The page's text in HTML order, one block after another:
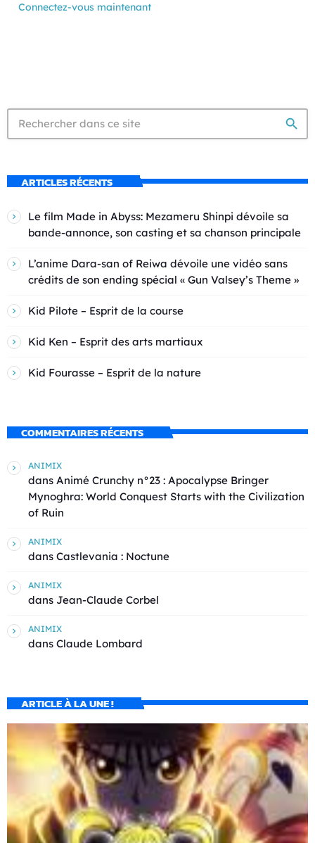
Connectez-vous maintenant
search
ARTICLES RÉCENTS
Le film Made in Abyss: Mezameru Shinpi dévoile sa
bande-annonce, son casting et sa chanson principale
L’anime Dara-san of Reiwa dévoile une vidéo sans
crédits de son ending spécial « Gun Valsey’s Theme »
Kid Pilote – Esprit de la course
Kid Ken – Esprit des arts martiaux
Kid Fourasse – Esprit de la nature
COMMENTAIRES RÉCENTS
ANIMIX
dans Animé Crunchy n°23 : Apocalypse Bringer
Mynoghra: World Conquest Starts with the Civilization
of Ruin
ANIMIX
dans Castlevania : Noctune
ANIMIX
dans Jean-Claude Corbel
ANIMIX
dans Claude Lombard
ARTICLE À LA UNE !